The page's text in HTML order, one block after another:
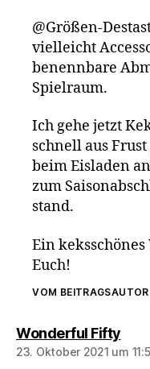
@Größen-
vielleicht
benennbare
Spielraum.
Ich gehe jetzt
schnell aus
beim Eisladen
zum
stand.
Ein
Euch!
VOM BEITRAGSAUTOR
Wonderful Fiftysagt:
23. Oktober 2021 um